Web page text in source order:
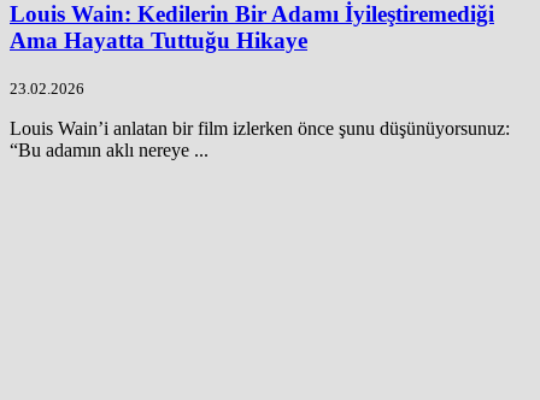
Louis Wain: Kedilerin Bir Adamı İyileştiremediği
Ama Hayatta Tuttuğu Hikaye
23.02.2026
Louis Wain’i anlatan bir film izlerken önce şunu düşünüyorsunuz:
“Bu adamın aklı nereye ...